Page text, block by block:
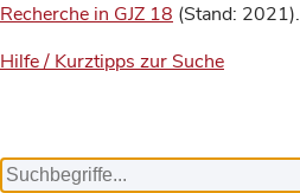
Recherche in GJZ 18 (Stand: 2021).
Hilfe / Kurztipps zur Suche